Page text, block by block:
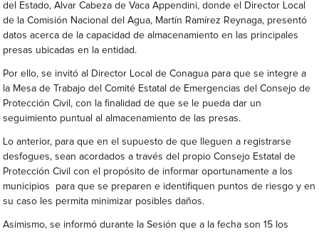
del Estado, Alvar Cabeza de Vaca Appendini, donde el Director Local
de la Comisión Nacional del Agua, Martín Ramírez Reynaga, presentó
datos acerca de la capacidad de almacenamiento en las principales
presas ubicadas en la entidad.
Por ello, se invitó al Director Local de Conagua para que se integre a
la Mesa de Trabajo del Comité Estatal de Emergencias del Consejo de
Protección Civil, con la finalidad de que se le pueda dar un
seguimiento puntual al almacenamiento de las presas.
Lo anterior, para que en el supuesto de que lleguen a registrarse
desfogues, sean acordados a través del propio Consejo Estatal de
Protección Civil con el propósito de informar oportunamente a los
municipios para que se preparen e identifiquen puntos de riesgo y en
su caso les permita minimizar posibles daños.
Asimismo, se informó durante la Sesión que a la fecha son 15 los